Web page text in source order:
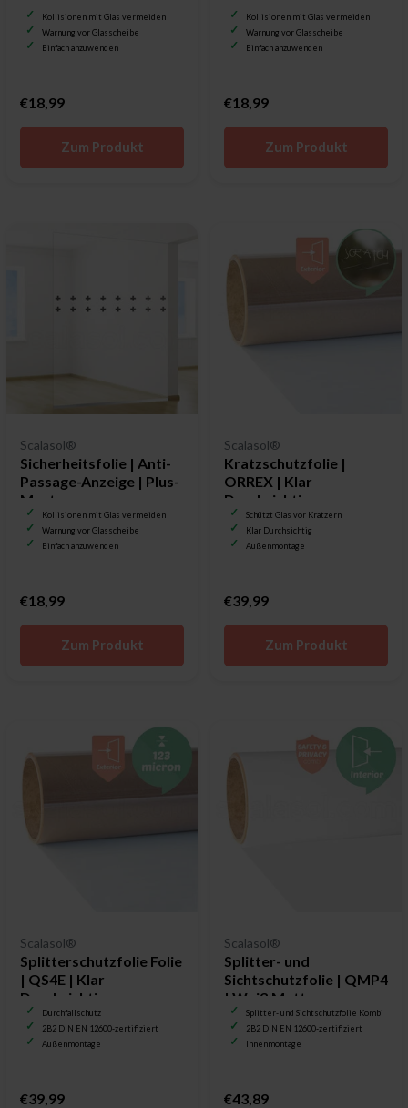
Kollisionen mit Glas vermeiden
Warnung vor Glasscheibe
Einfach anzuwenden
€18,99
Zum Produkt
Kollisionen mit Glas vermeiden
Warnung vor Glasscheibe
Einfach anzuwenden
€18,99
Zum Produkt
Scalasol®
Sicherheitsfolie | Anti-
Passage-Anzeige | Plus-
Muster
Kollisionen mit Glas vermeiden
Warnung vor Glasscheibe
Einfach anzuwenden
€18,99
Zum Produkt
Scalasol®
Kratzschutzfolie |
ORREX | Klar
Durchsichtig
Schützt Glas vor Kratzern
Klar Durchsichtig
Außenmontage
€39,99
Zum Produkt
Scalasol®
Splitterschutzfolie Folie
| QS4E | Klar
Durchsichtig
Durchfallschutz
2B2 DIN EN 12600-zertifiziert
Außenmontage
€39,99
Scalasol®
Splitter- und
Sichtschutzfolie | QMP4
| Weiß Matt
Splitter- und Sichtschutzfolie Kombi
2B2 DIN EN 12600-zertifiziert
Innenmontage
€43,89